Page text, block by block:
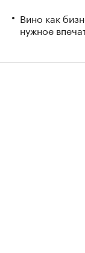
Вино как
нужное